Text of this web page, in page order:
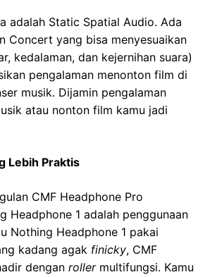
adalah Static Spatial Audio. Ada
Concert yang bisa menyesuaikan
kedalaman, dan kejernihan suara)
pengalaman menonton film di
musik. Dijamin pengalaman
atau nonton film kamu jadi
Lebih Praktis
CMF Headphone Pro
Headphone 1 adalah penggunaan
Nothing Headphone 1 pakai
kadang agak finicky, CMF
dengan rollermultifungsi. Kamu